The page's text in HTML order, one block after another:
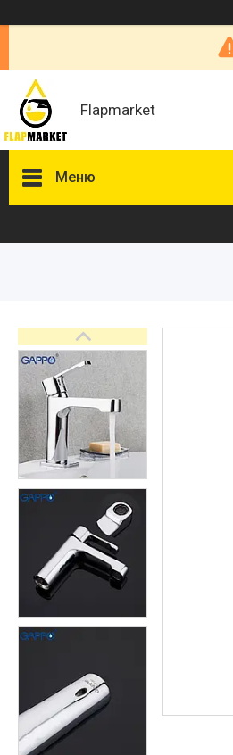
Flapmarket
Меню
Душові трапи, дренажні
канали
Аксесуари для ванної
кімнати
Запчастини та комплектуючі
Гнучкі шланги (підведення)
Кухонні мийки
Рушникосушарки
Матеріали для влаштування
теплої підлоги
Запірно-регулююча
арматура
Фільтри для води
Насосне обладнання
Інструмент